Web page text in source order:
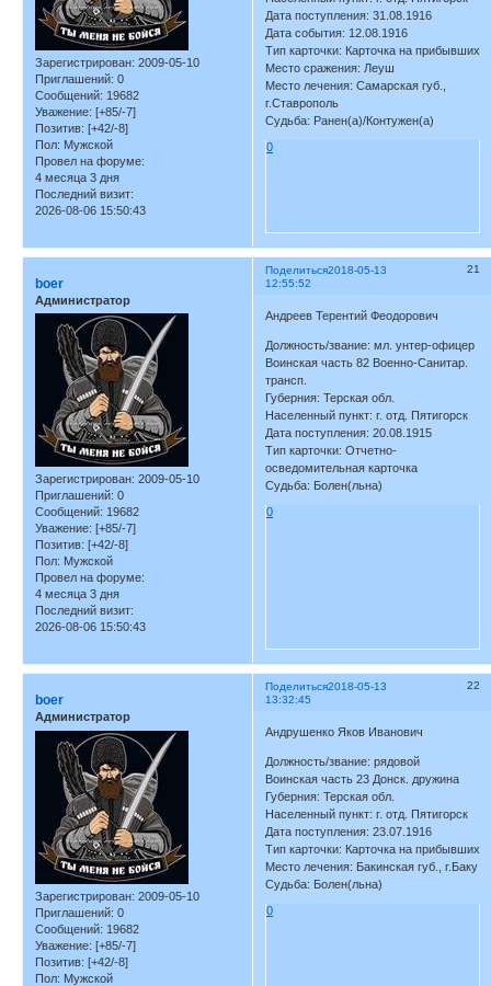
Зарегистрирован: 2009-05-10
Приглашений: 0
Сообщений: 19682
Уважение: [+85/-7]
Позитив: [+42/-8]
Пол: Мужской
Провел на форуме:
4 месяца 3 дня
Последний визит:
2026-08-06 15:50:43
Дата поступления: 31.08.1916
Дата события: 12.08.1916
Тип карточки: Карточка на прибывших
Место сражения: Леуш
Место лечения: Самарская губ.,
г.Ставрополь
Судьба: Ранен(а)/Контужен(а)
0
Поделиться 21
2018-05-13
12:55:52
boer
Администратор
Зарегистрирован: 2009-05-10
Приглашений: 0
Сообщений: 19682
Уважение: [+85/-7]
Позитив: [+42/-8]
Пол: Мужской
Провел на форуме:
4 месяца 3 дня
Последний визит:
2026-08-06 15:50:43
Андреев Терентий Феодорович
Должность/звание: мл. унтер-офицер
Воинская часть 82 Военно-Санитар.
трансп.
Губерния: Терская обл.
Населенный пункт: г. отд. Пятигорск
Дата поступления: 20.08.1915
Тип карточки: Отчетно-
осведомительная карточка
Судьба: Болен(льна)
0
Поделиться 22
2018-05-13
13:32:45
boer
Администратор
Зарегистрирован: 2009-05-10
Приглашений: 0
Сообщений: 19682
Уважение: [+85/-7]
Позитив: [+42/-8]
Пол: Мужской
Андрушенко Яков Иванович
Должность/звание: рядовой
Воинская часть 23 Донск. дружина
Губерния: Терская обл.
Населенный пункт: г. отд. Пятигорск
Дата поступления: 23.07.1916
Тип карточки: Карточка на прибывших
Место лечения: Бакинская губ., г.Баку
Судьба: Болен(льна)
0